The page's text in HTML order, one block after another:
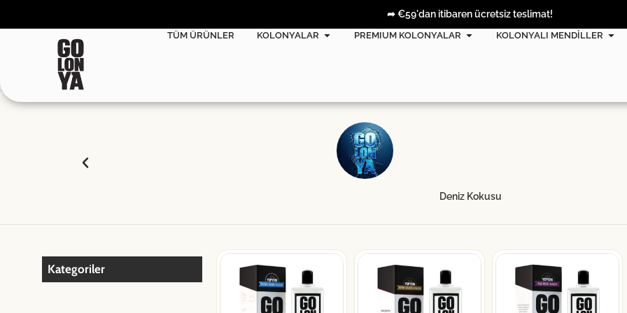
➦ €59'dan itibaren ücretsiz teslimat!
TÜM ÜRÜNLER KOLONYALAR PREMIUM KOLONYALAR KOLONYALI MENDİLLER
Deniz Kokusu
Kategoriler